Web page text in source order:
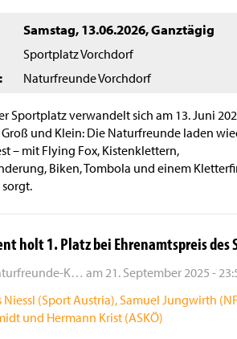
Samstag, 13.06.2026,Ganztägig
Sportplatz Vorchdorf
Naturfreunde Vorchdorf
Sportplatz verwandelt sich am 13. Juni
und Klein: Die Naturfreunde laden
– mit Flying Fox, Kistenklettern,
Biken, Tombola und einem
holt 1. Platz bei Ehrenamtspreis des
K… am 21. September 2025 -